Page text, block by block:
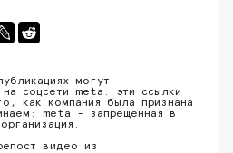
могут
на соцсети meta. эти ссылки
как компания была признана
meta - запрещенная в
видео из